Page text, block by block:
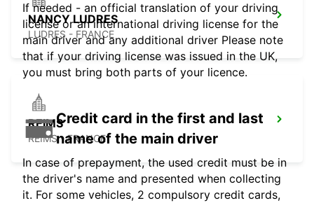
NANCY LUDRES
LUDRES - FRANCE
REIMS
REIMS - FRANCE
If needed - an official translation of your driving
license or an international driving license for the
main driver and any additional driver Please note
that if your driving license was issued in the UK,
you must bring both parts of your licence.
Credit card in the first and last
name of the main driver
In case of prepayment, the used credit must be in
the driver's name and presented when collecting
it. For some vehicles, 2 compulsory credit cards,